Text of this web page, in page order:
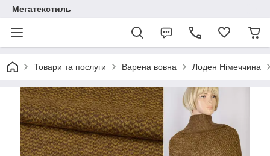
Мегатекстиль
Товари та послуги Варена вовна Лоден Німеччина